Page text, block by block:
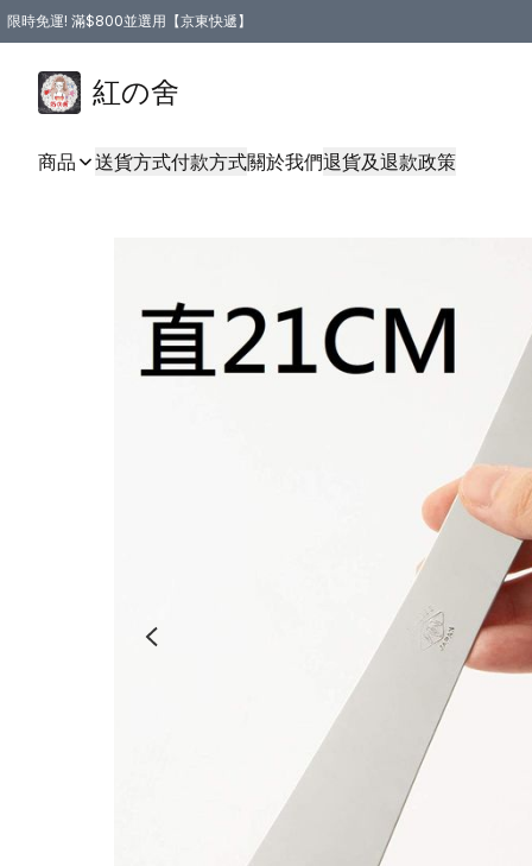
限時免運! 滿$800並選用【京東快遞】
紅の舍
商品 送貨方式付款方式關於我們退貨及退款政策